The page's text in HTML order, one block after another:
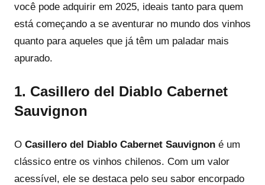
você pode adquirir em 2025, ideais tanto para quem
está começando a se aventurar no mundo dos vinhos
quanto para aqueles que já têm um paladar mais
apurado.
1. Casillero del Diablo Cabernet
Sauvignon
O Casillero del Diablo Cabernet Sauvignon é um
clássico entre os vinhos chilenos. Com um valor
acessível, ele se destaca pelo seu sabor encorpado